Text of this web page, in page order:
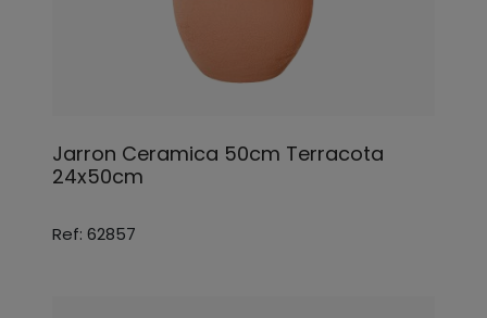
Jarron Ceramica 50cm Terracota
24x50cm
Ref: 62857